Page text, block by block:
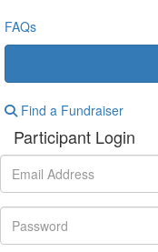
FAQs
Find a Fundraiser
Participant Login